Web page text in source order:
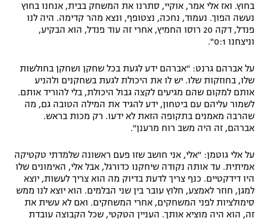
בחוץ. ואז אלי אמר, אוקיי, סתרנו את המשחק בבית, אנחנו בחוץ
נעשה הפוך. נעמוד, נחכה, נצטופף, ונצא מהר קדימה. היה לנו
פנדל, דקה 20 רוסו החמיץ, אחרי זה עוד פנדל, הוא הבקיע,
וניצחנו 0:1".
על אברהם גרנט: "אברהם ידע לגעת בכל שחקן ושחקן בחולשות
שלו, בחוזקות שלו. יש לו את היכולת לגעת בשחקנים ולהניע
אותם למקום שהם מגיעים לקצה גבול היכולת, בלי להוריד אותם.
לשמור עליהם עם ביטחון, ידע להגיד את המילה הטובה גם, מה
שהרבה מאמנים בתקופה הזאת לא ידעו. רק מכות בראש.
אברהם, זה היה משב רוח מרענן".
על אלי גוטמן: "אלי, אני חושב שזו פעם ראשונה שלמדתי טקטיקה
אמיתית. עד אותה נקודה שיחקנו כדורגל, אבל אלי, האימונים שלו
היו דידקטיים. כנף צריך לדעת בדיוק מה הוא צריך לעשות, יוצא
למגן, חוזר לאמצע, חלוץ עובר בין שני הבלמים. הוא יוצא לנו ממש
סימולציות לפני המשחקים, אחרי המשחקים. ואם לא עשית את
זה, הוא היה מוציא אותך. העניין הטקטי, שכל הקבוצה עובדת